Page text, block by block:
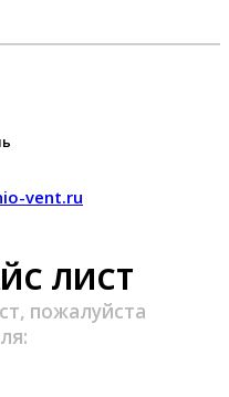
vent.ru
ЛИСТ
пожалуйста